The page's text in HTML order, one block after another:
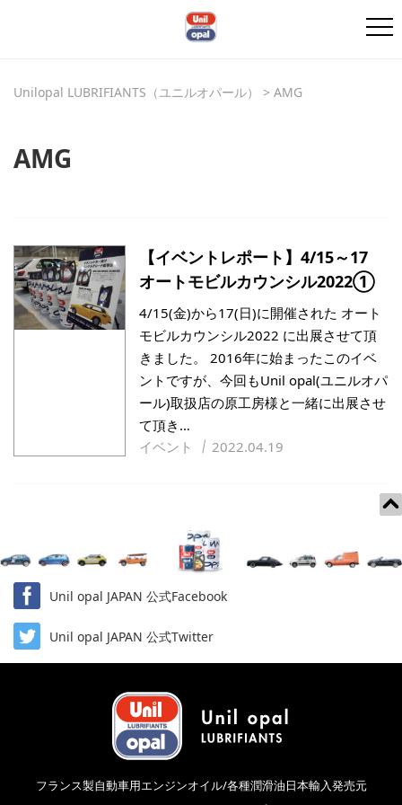
Unilopal LUBRIFIANTS（ユニルオパール） > AMG
AMG
【イベントレポート】4/15～17
オートモビルカウンシル2022①
4/15(金)から17(日)に開催された オート
モビルカウンシル2022 に出展させて頂
きました。 2016年に始まったこのイベ
ントですが、今回もUnil opal(ユニルオパ
ール)取扱店の原工房様と一緒に出展させ
て頂き…
イベント
2022.04.19
Unil opal JAPAN 公式Facebook
Unil opal JAPAN 公式Twitter
フランス製自動車用エンジンオイル/各種潤滑油日本輸入発売元